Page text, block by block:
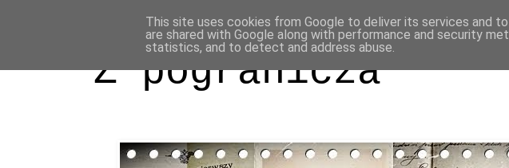
Z pogranicza
This site uses cookies from Google to deliver its services and
are shared with Google along with performance and security
statistics, and to detect and address abuse.